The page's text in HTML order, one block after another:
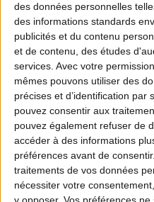
des données personnelles
des informations standards
publicités et du contenu
et de contenu, des études
services. Avec votre
mêmes pouvons utiliser des
précises et d’identification par
pouvez consentir aux
pouvez également refuser de
accéder à des informations
préférences avant de consentir.
traitements de vos données
nécessiter votre